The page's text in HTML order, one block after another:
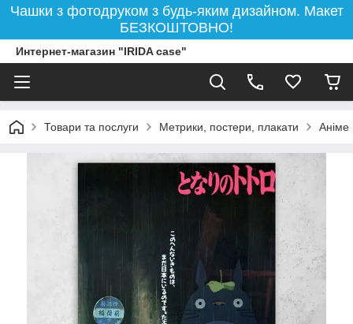
Чашки з фотодруком з будь-яким дизайном. Макет
БЕЗКОШТОВНО!
Интернет-магазин "IRIDA case"
Товари та послуги Метрики, постери, плакати Аніме